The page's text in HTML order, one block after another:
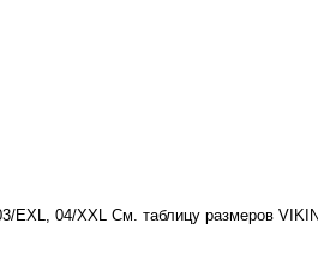
EXL, 04/XXL См. таблицу размеров